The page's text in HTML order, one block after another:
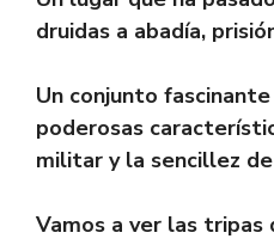
e
b
o
ok
e
gr
a
m
at
s
A
p
p
druidas a abadía,
Un conjunto
poderosas
militar y la sencillez
Vamos a ver las